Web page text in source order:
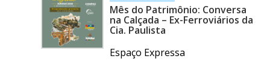
Mês do Patrimônio: Conversa
na Calçada – Ex-Ferroviários da
Cia. Paulista
Espaço Expressa